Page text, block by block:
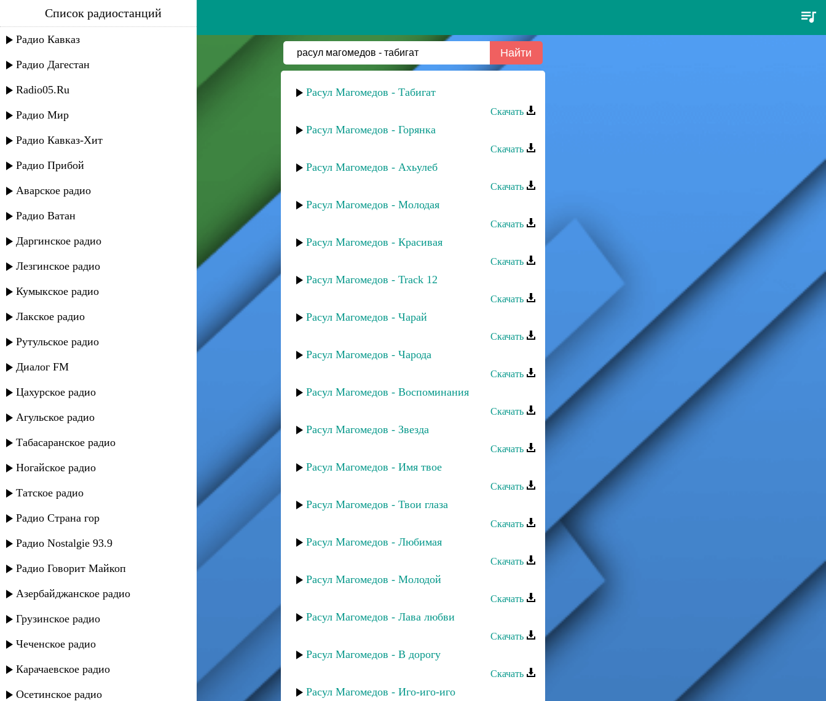
расул магомедов - табигат
Список радиостанций
Радио Кавказ
Радио Дагестан
Radio05.Ru
Радио Мир
Радио Кавказ-Хит
Радио Прибой
Аварское радио
Радио Ватан
Даргинское радио
Лезгинское радио
Кумыкское радио
Лакское радио
Рутульское радио
Диалог FM
Цахурское радио
Агульское радио
Табасаранское радио
Ногайское радио
Татское радио
Радио Страна гор
Радио Nostalgie 93.9
Радио Говорит Майкоп
Азербайджанское радио
Грузинское радио
Чеченское радио
Карачаевское радио
Осетинское радио
Расул Магомедов - Табигат
Скачать
Расул Магомедов - Горянка
Скачать
Расул Магомедов - Ахьулеб
Скачать
Расул Магомедов - Молодая
Скачать
Расул Магомедов - Красивая
Скачать
Расул Магомедов - Track 12
Скачать
Расул Магомедов - Чарай
Скачать
Расул Магомедов - Чарода
Скачать
Расул Магомедов - Воспоминания
Скачать
Расул Магомедов - Звезда
Скачать
Расул Магомедов - Имя твое
Скачать
Расул Магомедов - Твои глаза
Скачать
Расул Магомедов - Любимая
Скачать
Расул Магомедов - Молодой
Скачать
Расул Магомедов - Лава любви
Скачать
Расул Магомедов - В дорогу
Скачать
Расул Магомедов - Иго-иго-иго